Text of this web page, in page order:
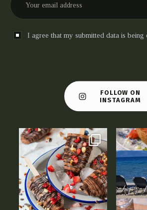
I agree that my submitted data is
FOLLOW ON
INSTAGRAM